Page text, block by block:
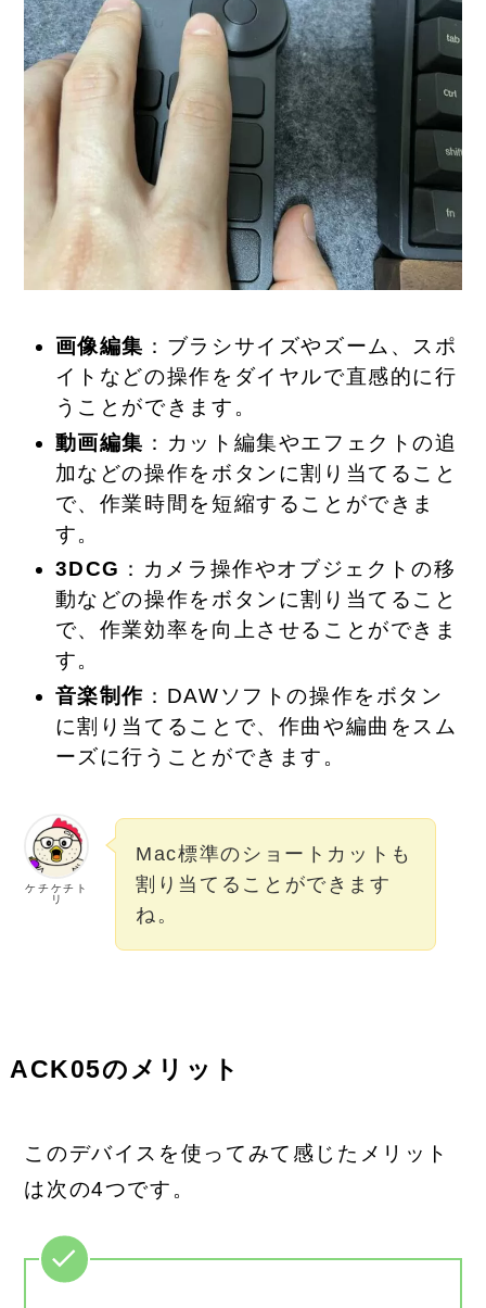
画像編集 ：ブラシサイズやズーム、スポ
イトなどの操作をダイヤルで直感的に行
うことができます。
動画編集 ：カット編集やエフェクトの追
加などの操作をボタンに割り当てること
で、作業時間を短縮することができま
す。
3DCG ：カメラ操作やオブジェクトの移
動などの操作をボタンに割り当てること
で、作業効率を向上させることができま
す。
音楽制作 ：DAWソフトの操作をボタン
に割り当てることで、作曲や編曲をスム
ーズに行うことができます。
ケチケチト
リ
Mac標準のショートカットも
割り当てることができます
ね。
ACK05のメリット
このデバイスを使ってみて感じたメリット
は次の4つです。